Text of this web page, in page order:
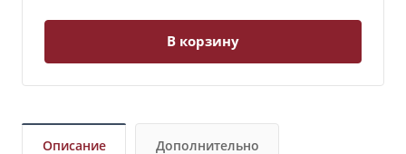
В корзину
Описание Дополнительно